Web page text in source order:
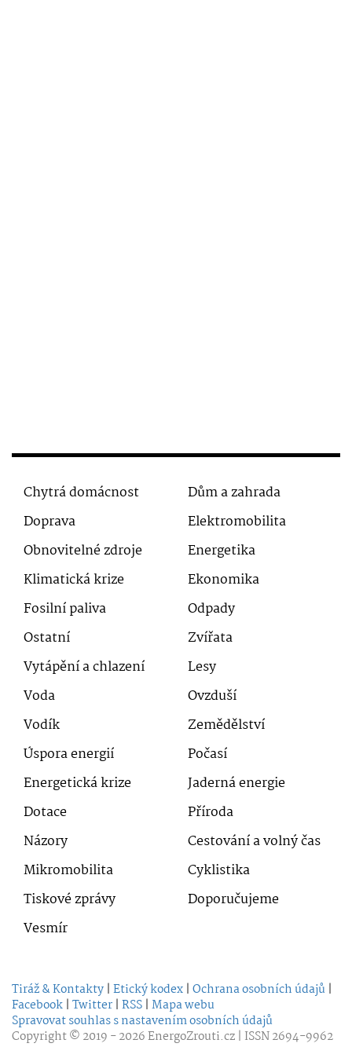
Chytrá domácnost
Dům a zahrada
Doprava
Elektromobilita
Obnovitelné zdroje
Energetika
Klimatická krize
Ekonomika
Fosilní paliva
Odpady
Ostatní
Zvířata
Vytápění a chlazení
Lesy
Voda
Ovzduší
Vodík
Zemědělství
Úspora energií
Počasí
Energetická krize
Jaderná energie
Dotace
Příroda
Názory
Cestování a volný čas
Mikromobilita
Cyklistika
Tiskové zprávy
Doporučujeme
Vesmír
Tiráž & Kontakty | Etický kodex | Ochrana osobních údajů |
Facebook | Twitter | RSS | Mapa webu
Spravovat souhlas s nastavením osobních údajů
Copyright © 2019 - 2026EnergoZrouti.cz | ISSN 2694-9962